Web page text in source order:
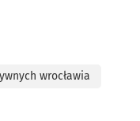
wrocławia